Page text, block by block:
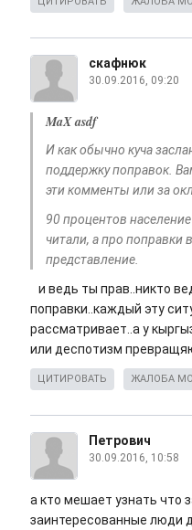
скафнюк
30.09.2016, 09:20
MaX asdf
И как обычно куча
поддержку поправок.
эти комменты или за
90 процентов
читали, а про
представление.
и ведь ты прав..никто
поправки..каждый эту
рассматривает..а у
или деспотизм
ЦИТИРОВАТЬ ЖАЛОБА
Петрович
30.09.2016, 10:58
а кто мешает узнать что
заинтересованные люди